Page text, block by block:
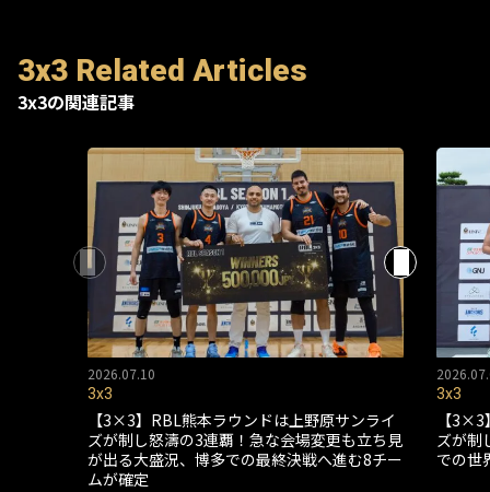
3x3 Related Articles
3x3の関連記事
2026.07.10
3x3
【3×3】RBL熊本ラウンドは上野原サンライ
ズが制し怒濤の3連覇！急な会場変更も立ち見
が出る大盛況、博多での最終決戦へ進む8チー
ムが確定
3x3
【
ズが制
での世